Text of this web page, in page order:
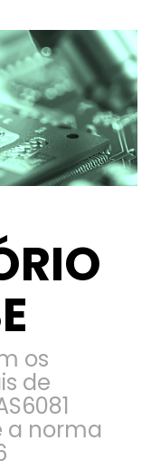
os
de
a norma